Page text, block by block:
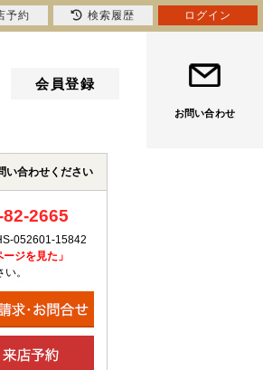
会員登録
お問い合わせ
い合わせください
2665
052601-15842
ジを見た」
。
予約 検索履歴 ログイン